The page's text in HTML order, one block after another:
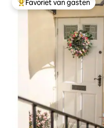
Topfavoriet van gasten
Favoriet van gasten